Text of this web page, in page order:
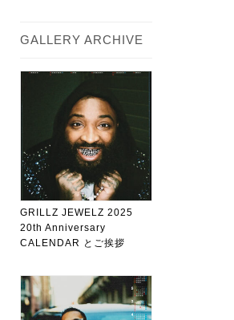
GALLERY ARCHIVE
GRILLZ JEWELZ 2025
20th Anniversary
CALENDAR とご挨拶